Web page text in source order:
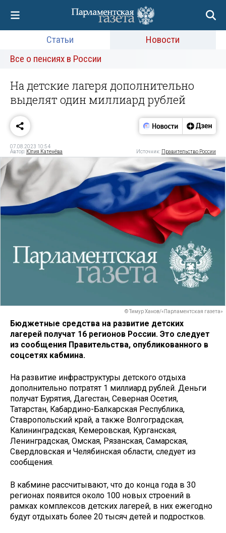
Статьи
Новости
Все о пенсиях в России
На детские лагеря дополнительно
выделят один миллиард рублей
07.08.2023 10:54
Автор: Юлия Катенёва Источник: Правительство России
© Тимур Ханов/«Парламентская газета»
Бюджетные средства на развитие детских
лагерей получат 16 регионов России. Это следует
из сообщения Правительства, опубликованного в
соцсетях кабмина.
На развитие инфраструктуры детского отдыха
дополнительно потратят 1 миллиард рублей. Деньги
получат Бурятия, Дагестан, Северная Осетия,
Татарстан, Кабардино-Балкарская Республика,
Ставропольский край, а также Волгоградская,
Калининградская, Кемеровская, Курганская,
Ленинградская, Омская, Рязанская, Самарская,
Свердловская и Челябинская области, следует из
сообщения.
В кабмине рассчитывают, что до конца года в 30
регионах появится около 100 новых строений в
рамках комплексов детских лагерей, в них ежегодно
будут отдыхать более 20 тысяч детей и подростков.